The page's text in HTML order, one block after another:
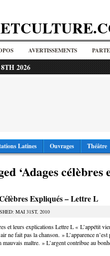
AVERTISSEMENTS
2026
Latines Ouvrages Théâtre
‘Adages célèbres
Expliqués – Lettre L
MAI 31ST, 2010
et leurs explications Lettre L « L’appétit
ne fait pas la chanson. » L’apparence
mauvais maître. » L’argent contribue au